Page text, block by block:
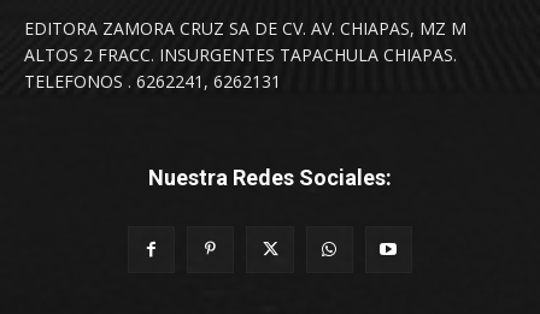
EDITORA ZAMORA CRUZ SA DE CV. AV. CHIAPAS, MZ M
ALTOS 2 FRACC. INSURGENTES TAPACHULA CHIAPAS.
TELEFONOS . 6262241, 6262131
Nuestra Redes Sociales: